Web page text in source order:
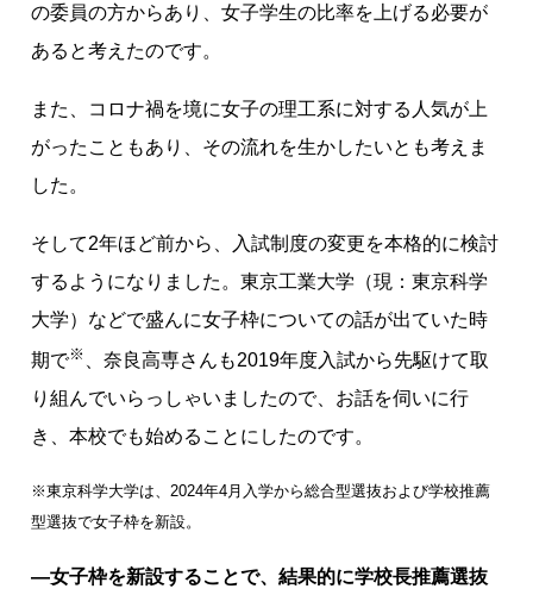
の委員の方からあり、女子学生の比率を上げる必要が
あると考えたのです。
また、コロナ禍を境に女子の理工系に対する人気が上
がったこともあり、その流れを生かしたいとも考えま
した。
そして2年ほど前から、入試制度の変更を本格的に検討
するようになりました。東京工業大学（現：東京科学
大学）などで盛んに女子枠についての話が出ていた時
期で※
、奈良高専さんも2019年度入試から先駆けて取
り組んでいらっしゃいましたので、お話を伺いに行
き、本校でも始めることにしたのです。
※東京科学大学は、2024年4月入学から総合型選抜および学校推薦
型選抜で女子枠を新設。
―女子枠を新設することで、結果的に学校長推薦選抜